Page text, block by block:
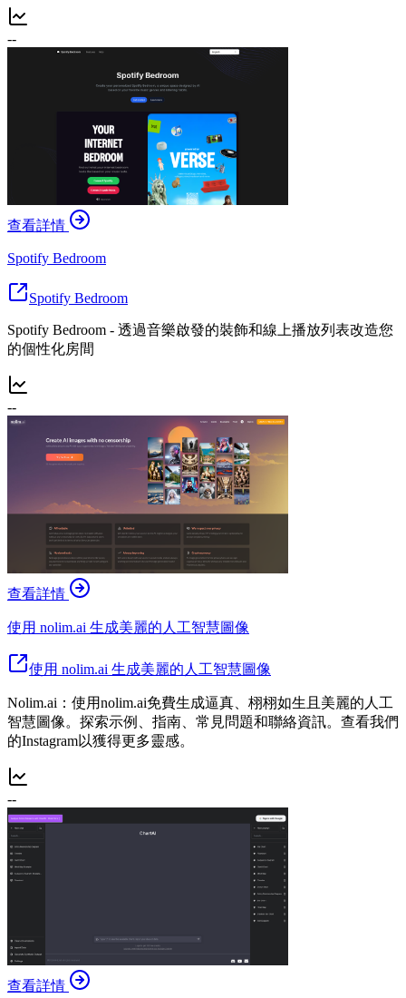
--
查看詳情
Spotify Bedroom
Spotify Bedroom
Spotify Bedroom - 透過音樂啟發的裝飾和線上播放列表改造您
的個性化房間
--
查看詳情
使用 nolim.ai 生成美麗的人工智慧圖像
使用 nolim.ai 生成美麗的人工智慧圖像
Nolim.ai：使用nolim.ai免費生成逼真、栩栩如生且美麗的人工
智慧圖像。探索示例、指南、常見問題和聯絡資訊。查看我們
的Instagram以獲得更多靈感。
--
查看詳情